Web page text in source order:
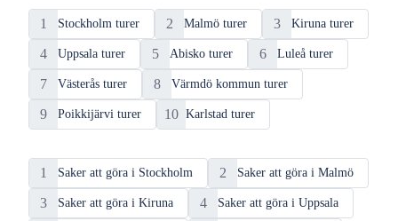
Sverige
1 Stockholm turer 2 Malmö turer 3 Kiruna turer
4 Uppsala turer 5 Abisko turer 6 Luleå turer
7 Västerås turer 8 Värmdö kommun turer
9 Poikkijärvi turer 10 Karlstad turer
göra
1 Saker att göra i Stockholm 2 Saker att göra i Malmö
3 Saker att göra i Kiruna 4 Saker att göra i Uppsala